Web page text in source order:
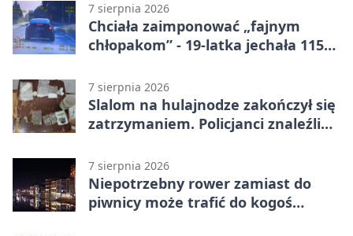
7 sierpnia 2026
Chciała zaimponować „fajnym
chłopakom” - 19-latka jechała 115
7 sierpnia 2026
Slalom na hulajnodze zakończył się
zatrzymaniem. Policjanci znaleźli
7 sierpnia 2026
Niepotrzebny rower zamiast do
piwnicy może trafić do kogoś